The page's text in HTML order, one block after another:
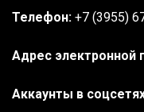
Телефон: +7 (3955)
Адрес электронной
Аккаунты в